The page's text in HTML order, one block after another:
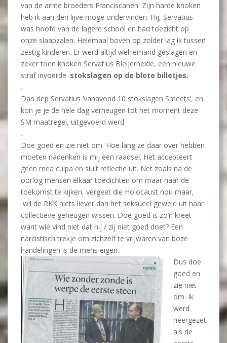
van de arme broeders Franciscanen. Zijn harde knoken
heb ik aan den lijve moge ondervinden. Hij, Servatius
was hoofd van de lagere school en had toezicht op
onze slaapzalen. Helemaal boven op zolder lag ik tussen
zestig kinderen. Er werd altijd wel iemand geslagen en
zeker toen knoken Servatius Bleijerheide, een nieuwe
straf invoerde: stokslagen op de blote billetjes.
.
Dan riep Servatius ‘vanavond 10 stokslagen Smeets’, en
kon je je de hele dag verheugen tot het moment deze
SM maatregel, uitgevoerd werd.
.
Doe goed en zie niet om. Hoe lang ze daar over hebben
moeten nadenken is mij een raadsel. Het accepteert
geen mea culpa en sluit reflectie uit. Net zoals na de
oorlog mensen elkaar toedichten om maar naar de
toekomst te kijken, vergeet die Holocaust nou maar,
wil de RKK niets liever dan het seksueel geweld uit haar
collectieve geheugen wissen. Doe goed is zo’n kreet
want wie vind niet dat hij / zij niet goed doet? Een
narcistisch trekje om zichzelf te vrijwaren van boze
handelingen is de mens eigen.
Dus doe
goed en
zie niet
om. Ik
werd
neergezet
als de